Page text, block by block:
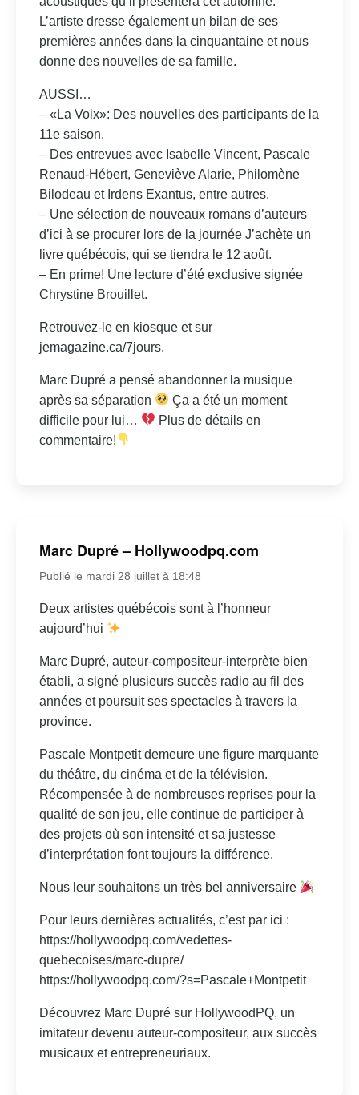
L’artiste dresse également un bilan de ses
premières années dans la cinquantaine et nous
donne des nouvelles de sa famille.
AUSSI…
– «La Voix»: Des nouvelles des participants de la
11e saison.
– Des entrevues avec Isabelle Vincent, Pascale
Renaud-Hébert, Geneviève Alarie, Philomène
Bilodeau et Irdens Exantus, entre autres.
– Une sélection de nouveaux romans d’auteurs
d’ici à se procurer lors de la journée J’achète un
livre québécois, qui se tiendra le 12 août.
– En prime! Une lecture d’été exclusive signée
Chrystine Brouillet.
Retrouvez-le en kiosque et sur
jemagazine.ca/7jours.
Marc Dupré a pensé abandonner la musique
après sa séparation
Ça a été un moment
difficile pour lui…
Plus de détails en
commentaire!
Marc Dupré – Hollywoodpq.com
Publié le mardi 28 juillet à 18:48
Deux artistes québécois sont à l’honneur
aujourd’hui
Marc Dupré, auteur-compositeur-interprète bien
établi, a signé plusieurs succès radio au fil des
années et poursuit ses spectacles à travers la
province.
Pascale Montpetit demeure une figure marquante
du théâtre, du cinéma et de la télévision.
Récompensée à de nombreuses reprises pour la
qualité de son jeu, elle continue de participer à
des projets où son intensité et sa justesse
d’interprétation font toujours la différence.
Nous leur souhaitons un très bel anniversaire
Pour leurs dernières actualités, c’est par ici :
https://hollywoodpq.com/vedettes-
quebecoises/marc-dupre/
https://hollywoodpq.com/?s=Pascale+Montpetit
Découvrez Marc Dupré sur HollywoodPQ, un
imitateur devenu auteur-compositeur, aux succès
musicaux et entrepreneuriaux.